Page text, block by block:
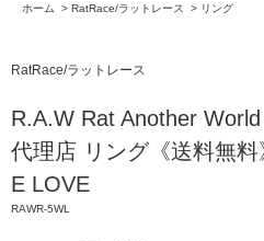
ホーム > RatRace/ラットレース > リング
RatRace/ラットレース
R.A.W Rat Another
代理店 リング《送料無
E LOVE
RAWR-5WL